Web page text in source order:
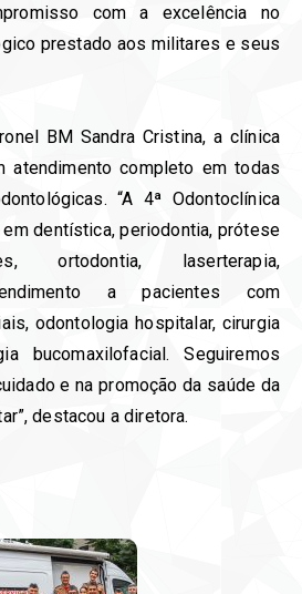
com a excelência no
prestado aos militares e seus
BM Sandra Cristina, a clínica
atendimento completo em todas
“A 4ª Odontoclínica
dentística, periodontia, prótese
ortodontia, laserterapia,
a pacientes com
odontologia hospitalar, cirurgia
bucomaxilofacial. Seguiremos
e na promoção da saúde da
destacou a diretora.